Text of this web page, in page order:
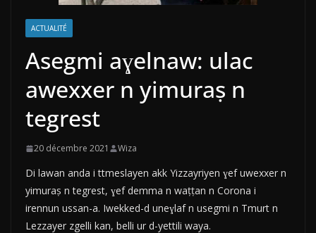
ACTUALITÉ
Asegmi aɣelnaw: ulac
awexxer n yimuraṣ n
tegrest
20 décembre 2021 Wiza
Di lawan anda i ttmeslayen akk Yizzayriyen ɣef uwexxer n
yimuraṣ n tegrest, ɣef demma n waṭṭan n Corona i
irennun ussan-a. Iwekked-d uneɣlaf n usegmi n Tmurt n
Lezzayer zgelli kan, belli ur d-yettili waya.